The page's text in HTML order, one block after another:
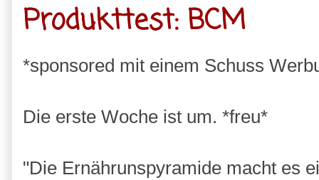
Produkttest: BCM
*sponsored mit einem Schuss
Die erste Woche ist um. *freu*
"Die Ernährunspyramide macht es